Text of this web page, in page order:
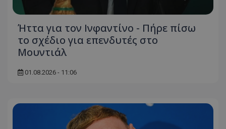
Ήττα για τον Ινφαντίνο - Πήρε πίσω
το σχέδιο για επενδυτές στο
Μουντιάλ
01.08.2026 - 11:06